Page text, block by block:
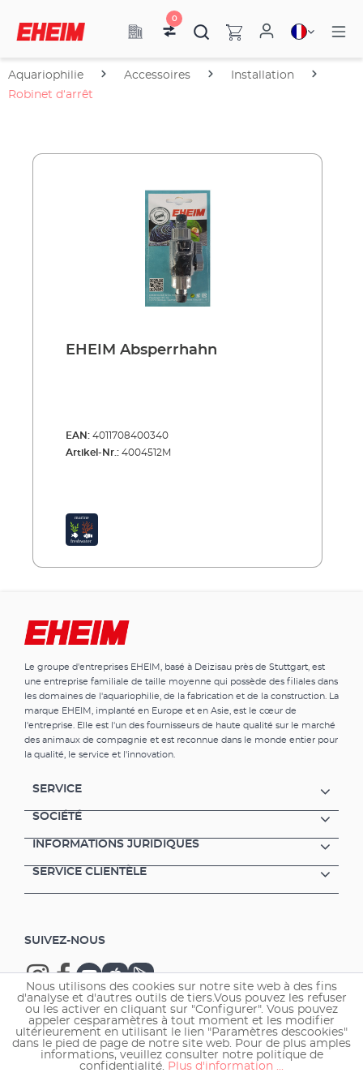
0
Aquariophilie Accessoires
Installation
Robinet d‘arrêt
EHEIM Absperrhahn
EAN: 4011708400340
Artikel-Nr.: 4004512M
Le groupe d'entreprises EHEIM, basé à Deizisau près de Stuttgart, est
une entreprise familiale de taille moyenne qui possède des filiales dans
les domaines de l'aquariophilie, de la fabrication et de la construction. La
marque EHEIM, implanté en Europe et en Asie, est le cœur de
l'entreprise. Elle est l'un des fournisseurs de haute qualité sur le marché
des animaux de compagnie et est reconnue dans le monde entier pour
la qualité, le service et l'innovation.
SERVICE
SOCIÉTÉ
INFORMATIONS JURIDIQUES
SERVICE CLIENTÈLE
SUIVEZ-NOUS
Copyright © 2026 EHEIM GmbH & Co. KG.
Nous utilisons des cookies sur notre site web à des fins
d'analyse et d'autres outils de tiers.Vous pouvez les refuser
ou les activer en cliquant sur "Configurer". Vous pouvez
appeler cesparamètres à tout moment et les modifier
ultérieurement en utilisant le lien "Paramètres descookies"
dans le pied de page de notre site web. Pour de plus amples
informations, veuillez consulter notre politique de
confidentialité. Plus d'information ...